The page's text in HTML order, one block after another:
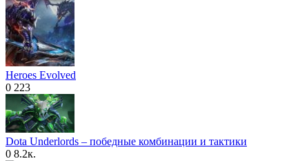
Heroes Evolved
0 223
Dota Underlords – победные комбинации и тактики
0 8.2к.